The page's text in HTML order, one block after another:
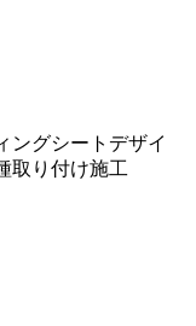
ングシートデザイ
取り付け施工